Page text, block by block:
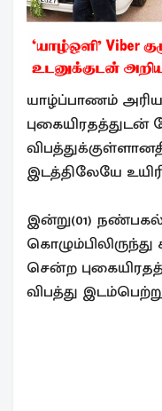
யாழ்ப்பாணம்
புகையிரதத்துடன்
இடத்திலேயே
இன்று(01)
சென்ற
விபத்து